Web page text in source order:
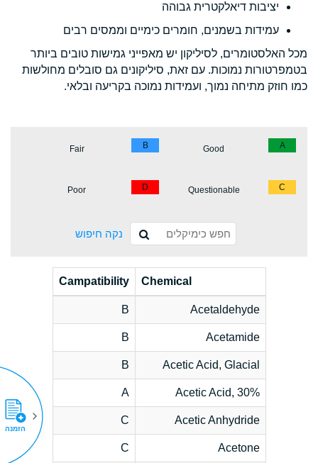
יציבות דיאלקטרית גבוהה
עמידות בשמנים, חומרים כימיים וממסים רבים
מכל האלסטומרים, לסיליקון יש מאפייני גמישות טובים ביותר
בטמפרטורות נמוכות. עם זאת, סיליקונים גם סובלים מחולשות
כמו חוזק מתיחה נמוך, ועמידות נמוכה בקריעה ובלאי.
A
Good
B
Fair
C
Questionable
D
Poor
נקה חיפוש
Chemical
Campatibility
Acetaldehyde
B
Acetamide
B
Acetic Acid, Glacial
B
Acetic Acid, 30%
A
Acetic Anhydride
C
Acetone
C
הזמנה